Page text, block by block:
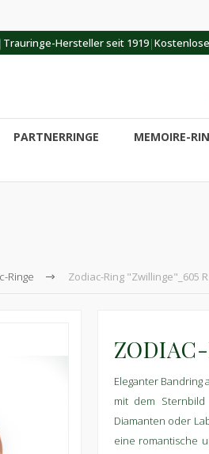
| Trauringe-Hersteller seit 1919|
PARTNERRINGE MEMOIRE-
Ringe Zodiac-Ring "Zwillinge"_605 R
Eleganter Bandring
mit dem
Diamanten oder
eine romantische